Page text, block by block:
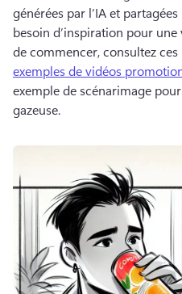
générées par l’IA et
besoin d’inspiration pour
de commencer, consultez ces
exemples de vidéos
exemple de scénarimage
gazeuse.